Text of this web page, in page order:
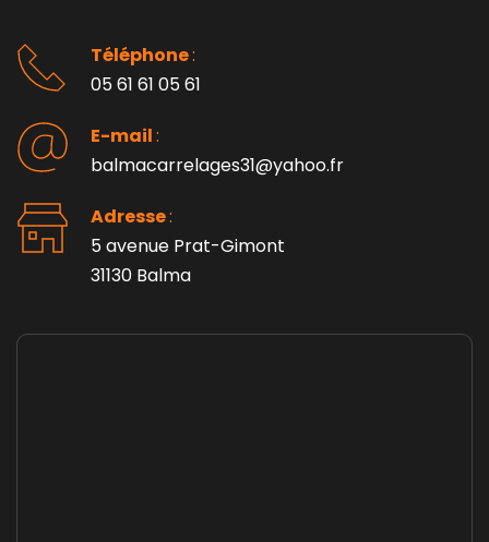
Téléphone :
05 61 61 05 61
E-mail :
balmacarrelages31@yahoo.fr
Adresse :
5 avenue Prat-Gimont
31130 Balma